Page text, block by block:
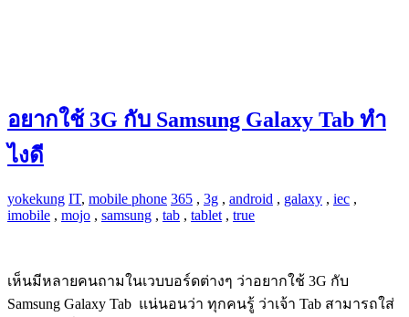
อยากใช้ 3G กับ Samsung Galaxy Tab ทำ
ไงดี
yokekung IT, mobile phone 365 , 3g , android , galaxy , iec ,
imobile , mojo , samsung , tab , tablet , true
เห็นมีหลายคนถามในเวบบอร์ดต่างๆ ว่าอยากใช้ 3G กับ
Samsung Galaxy Tab แน่นอนว่า ทุกคนรู้ ว่าเจ้า Tab สามารถใส่